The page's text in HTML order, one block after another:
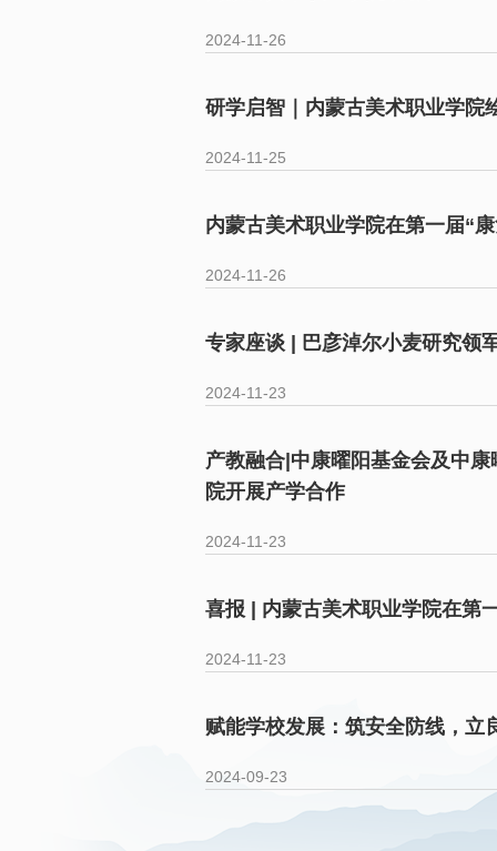
2024-11-26
研学启智｜内蒙古美术职业学院
2024-11-25
内蒙古美术职业学院在第一届“
2024-11-26
专家座谈 | 巴彦淖尔小麦研究领
2024-11-23
产教融合|中康曜阳基金会及中
院开展产学合作
2024-11-23
喜报 | 内蒙古美术职业学院在第
2024-11-23
赋能学校发展：筑安全防线，立
2024-09-23